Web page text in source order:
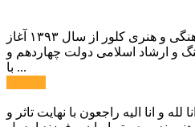
عملیات اجرایی مجتمع فرهنگی و هنری کلور از سال ۱۳۹۳ آغاز
و ارشاد اسلامی دولت چهاردهم و
با ...
لله و انا الیه راجعون با نهایت تاثر و